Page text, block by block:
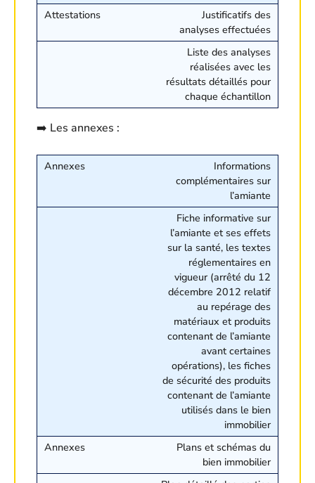
Justificatifs des
analyses effectuées
Liste des analyses
réalisées avec les
résultats détaillés pour
chaque échantillon
➡️ Les annexes :
Informations
complémentaires sur
l’amiante
Fiche informative sur
l’amiante et ses effets
sur la santé, les textes
réglementaires en
vigueur (arrêté du 12
décembre 2012 relatif
au repérage des
matériaux et produits
contenant de l’amiante
avant certaines
opérations), les fiches
de sécurité des produits
contenant de l’amiante
utilisés dans le bien
immobilier
Plans et schémas du
bien immobilier